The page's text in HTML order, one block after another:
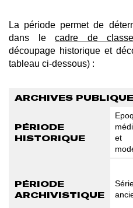
La période permet de
dans lecadre de
découpage historique et
tableau ci-dessous) :
ARCHIVES
PÉRIODE
HISTORIQUE
et
PÉRIODE
ARCHIVISTIQUE